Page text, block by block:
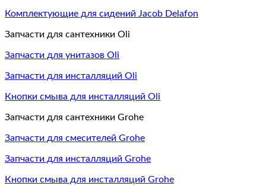
Комплектующие для сидений Jacob Delafon
Запчасти для сантехники Oli
Запчасти для унитазов Oli
Запчасти для инсталляций Oli
Кнопки смыва для инсталляций Oli
Запчасти для сантехники Grohe
Запчасти для смесителей Grohe
Запчасти для инсталляций Grohe
Кнопки смыва для инсталляций Grohe